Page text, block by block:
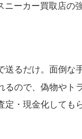
ーカー買取店の強
るだけ。面倒な
ので、偽物やト
・現金化しても